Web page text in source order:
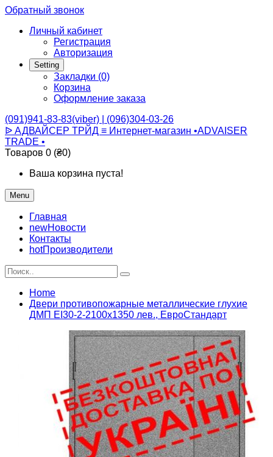
Обратный звонок
Личный кабинет
Регистрация
Авторизация
Setting
Закладки (0)
Корзина
Оформление заказа
(091)941-83-83(viber) | (096)304-03-26
ᐉ АДВАЙСЕР ТРЙД ≡ Интернет-магазин •ADVAISER
TRADE •
Товаров 0 (₴0)
Ваша корзина пуста!
Menu
Главная
newНовости
Контакты
hotПроизводители
Home
Двери противопожарные металлические глухие
ДМП ЕІ30-2-2100х1350 лев., ЕвроСтандарт